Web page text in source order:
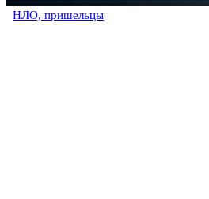
НЛО, пришельцы